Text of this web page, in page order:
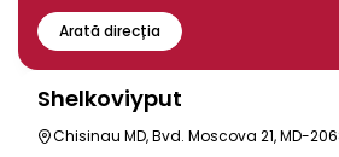
Arată direcția
Shelkoviyput
Chisinau MD, Bvd. Moscova 21, MD-